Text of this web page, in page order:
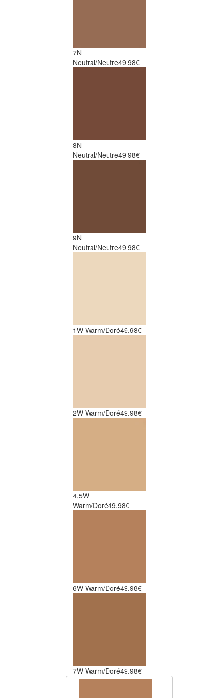
7N
Neutral/Neutre49.98€
8N
Neutral/Neutre49.98€
9N
Neutral/Neutre49.98€
1W Warm/Doré49.98€
2W Warm/Doré49.98€
4,5W
Warm/Doré49.98€
6W Warm/Doré49.98€
7W Warm/Doré49.98€